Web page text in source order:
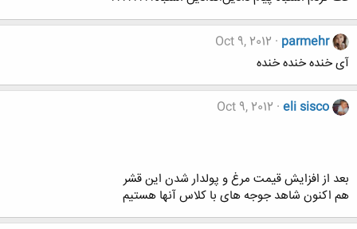
parmehr
Oct 9, 2012
آی خنده خنده خنده
eli sisco
Oct 9, 2012
بعد از افزایش قیمت مرغ و پولدار شدن این قشر
هم اکنون شاهد جوجه های با کلاس آنها هستیم